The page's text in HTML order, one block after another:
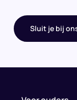
Sluit je bij